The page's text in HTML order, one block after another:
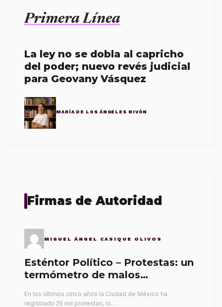
Primera Línea
La ley no se dobla al capricho
del poder; nuevo revés judicial
para Geovany Vásquez
MARÍA DE LOS ÁNGELES NIVÓN
Firmas de Autoridad
MIGUEL ÁNGEL CASIQUE OLIVOS
Esténtor Político – Protestas: un
termómetro de malos
En los últimos cinco años la Ciudad de México ha
registrado 25 mil protestas, lo…